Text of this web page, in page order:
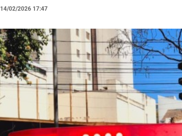
14/02/2026 17:47